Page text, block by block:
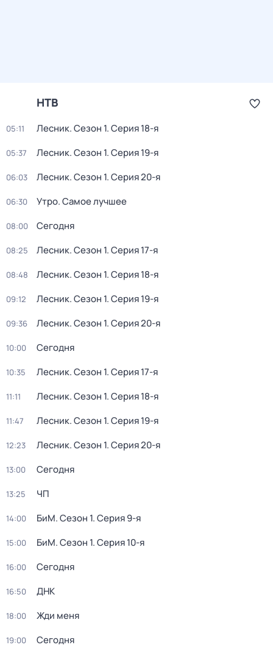
НТВ
05:11 Лесник. Сезон 1. Серия 18-я
05:37 Лесник. Сезон 1. Серия 19-я
06:03 Лесник. Сезон 1. Серия 20-я
06:30 Утро. Самое лучшее
08:00 Сегодня
08:25 Лесник. Сезон 1. Серия 17-я
08:48 Лесник. Сезон 1. Серия 18-я
09:12 Лесник. Сезон 1. Серия 19-я
09:36 Лесник. Сезон 1. Серия 20-я
10:00 Сегодня
10:35 Лесник. Сезон 1. Серия 17-я
11:11 Лесник. Сезон 1. Серия 18-я
11:47 Лесник. Сезон 1. Серия 19-я
12:23 Лесник. Сезон 1. Серия 20-я
13:00 Сегодня
13:25 ЧП
14:00 БиМ. Сезон 1. Серия 9-я
15:00 БиМ. Сезон 1. Серия 10-я
16:00 Сегодня
16:50 ДНК
18:00 Жди меня
19:00 Сегодня